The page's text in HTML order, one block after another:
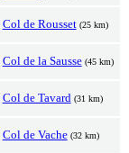
Col de Rousset (25 km)
Col de la Sausse (45 km)
Col de Tavard (31 km)
Col de Vache (32 km)